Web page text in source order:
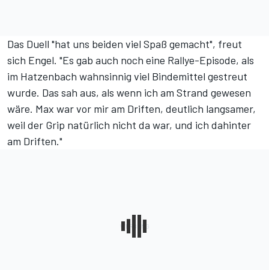
Das Duell "hat uns beiden viel Spaß gemacht", freut
sich Engel. "Es gab auch noch eine Rallye-Episode, als
im Hatzenbach wahnsinnig viel Bindemittel gestreut
wurde. Das sah aus, als wenn ich am Strand gewesen
wäre. Max war vor mir am Driften, deutlich langsamer,
weil der Grip natürlich nicht da war, und ich dahinter
am Driften."